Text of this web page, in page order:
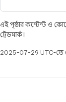
এই পৃষ্ঠার কন্টেন্ট ও
ট্রেডমার্ক।
2025-07-29 UTC-তে